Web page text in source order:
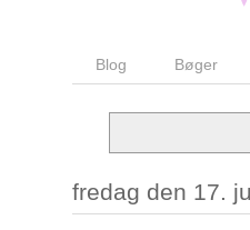
Blog Bøger
fredag den 17.